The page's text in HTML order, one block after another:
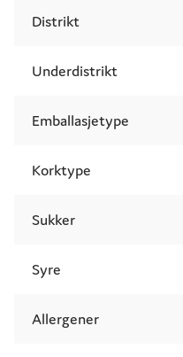
Distrikt
Underdistrikt
Emballasjetype
Korktype
Sukker
Syre
Allergener